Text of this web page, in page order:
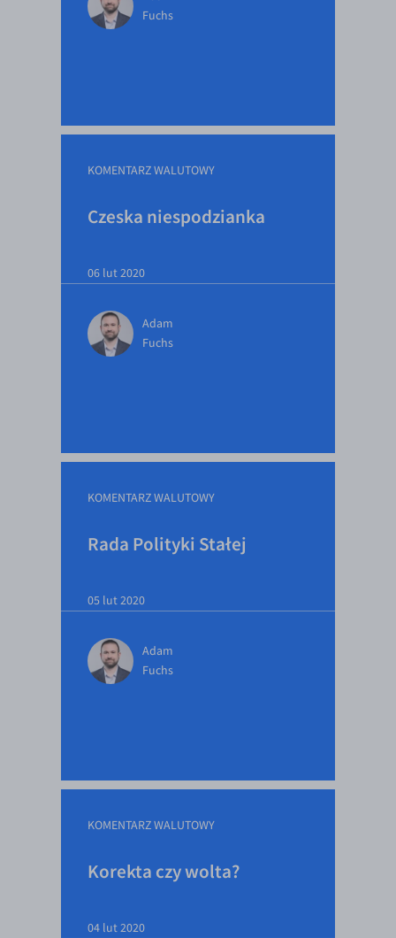
Fuchs
KOMENTARZ WALUTOWY
Czeska niespodzianka
06 lut 2020
Adam
Fuchs
KOMENTARZ WALUTOWY
Rada Polityki Stałej
05 lut 2020
Adam
Fuchs
KOMENTARZ WALUTOWY
Korekta czy wolta?
04 lut 2020